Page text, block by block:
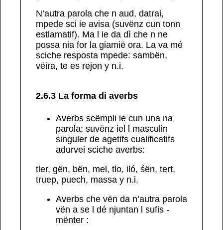
N’autra parola che n aud, datrai,
mpede sci ie avisa (suvënz cun tonn
estlamatif). Ma l ie da dì che n ne
possa nia for la giamië ora. La va mé
sciche resposta mpede: sambën,
vëira, te es rejon y n.i.
2.6.3 La forma di averbs
Averbs scëmpli ie cun una na
parola; suvënz iel l masculin
singuler de agetifs cualificatifs
adurvei sciche averbs:
tler, gën, bën, mel, tlo, iló, śën, tert,
truep, puech, massa y n.i.
Averbs che vën da n’autra parola
vën a se l dé njuntan l sufis -
mënter :